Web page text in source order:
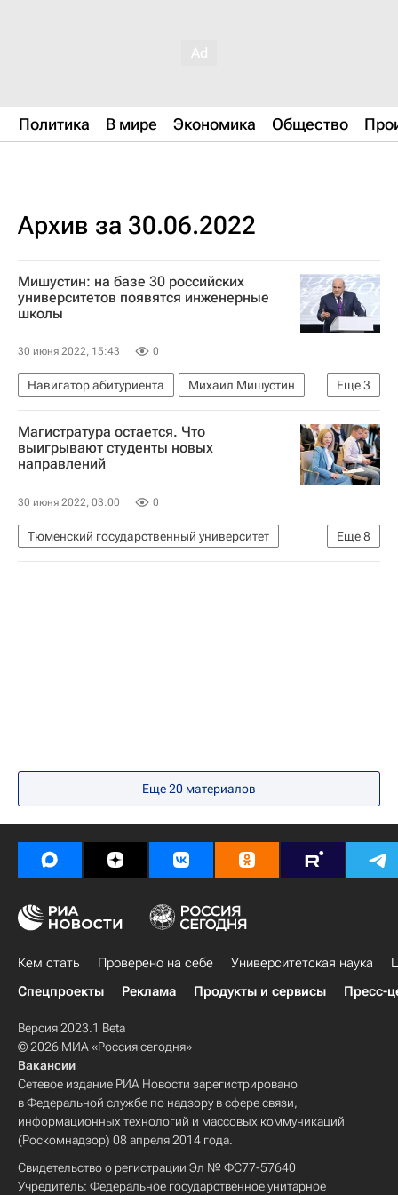
Политика В мире Экономика Общество
Архив за 30.06.2022
Мишустин: на базе 30 российских
университетов появятся инженерные
школы
30 июня 2022, 15:43 0
Еще3
Навигатор абитуриента
Михаил Мишустин
Общество
Владимир Путин Россия
Магистратура остается. Что
выигрывают студенты новых
направлений
30 июня 2022, 03:00 0
Еще8
Тюменский государственный университет
Навигатор абитуриента
Еще 20 материалов
Кем стать Проверено на себе Университетская наука
Спецпроекты
Реклама Продукты и сервисы Пресс-
Версия 2023.1 Beta
© 2026 МИА «Россия сегодня»
Вакансии
Сетевое издание РИА Новости зарегистрировано
в Федеральной службе по надзору в сфере связи,
информационных технологий и массовых коммуникаций
(Роскомнадзор) 08 апреля 2014 года.
Свидетельство о регистрации Эл № ФС77-57640
Учредитель: Федеральное государственное унитарное